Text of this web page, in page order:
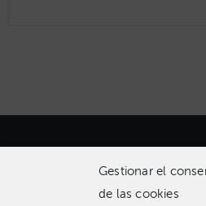
Gestionar el
de las cookies